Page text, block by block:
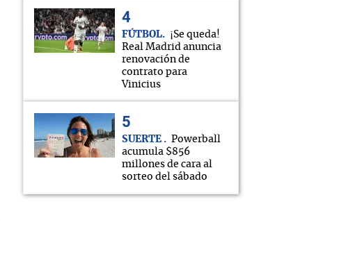
FÚTBOL
¡Se queda!
Real Madrid anuncia
renovación de
contrato para
Vinicius
SUERTE
Powerball
acumula $856
millones de cara al
sorteo del sábado